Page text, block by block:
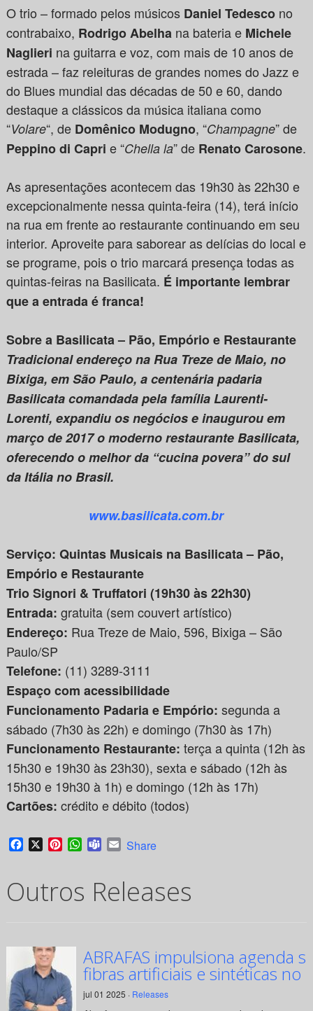
O trio – formado pelos músicos Daniel Tedescono
contrabaixo, Rodrigo Abelha na bateria e Michele
Naglieri na guitarra e voz, com mais de 10 anos de
estrada – faz releituras de grandes nomes do Jazz e
do Blues mundial das décadas de 50 e 60, dando
destaque a clássicos da música italiana como
“Volare“, de Domênico Modugno, “Champagne” de
Peppino di Capri e “Chella la” de Renato Carosone.
As apresentações acontecem das 19h30 às 22h30 e
excepcionalmente nessa quinta-feira (14), terá início
na rua em frente ao restaurante continuando em seu
interior. Aproveite para saborear as delícias do local e
se programe, pois o trio marcará presença todas as
quintas-feiras na Basilicata. É importante lembrar
que a entrada é franca!
Sobre a Basilicata – Pão, Empório e Restaurante
Tradicional endereço na Rua Treze de Maio, no
Bixiga, em São Paulo, a centenária padaria
Basilicata comandada pela família Laurenti-
Lorenti, expandiu os negócios e inaugurou em
março de 2017 o moderno restaurante Basilicata,
oferecendo o melhor da “cucina povera” do sul
da Itália no Brasil.
www.basilicata.com.br
Serviço: Quintas Musicais na Basilicata – Pão,
Empório e Restaurante
Trio Signori & Truffatori (19h30 às 22h30)
Entrada: gratuita (sem couvert artístico)
Endereço: Rua Treze de Maio, 596, Bixiga – São
Paulo/SP
Telefone: (11) 3289-3111
Espaço com acessibilidade
Funcionamento Padaria e Empório: segunda a
sábado (7h30 às 22h) e domingo (7h30 às 17h)
Funcionamento Restaurante: terça a quinta (12h às
15h30 e 19h30 às 23h30), sexta e sábado (12h às
15h30 e 19h30 à 1h) e domingo (12h às 17h)
Cartões: crédito e débito (todos)
Facebook
X PinterestWhatsApp
TeamsEmail
Share
Outros Releases
ABRAFAS impulsiona agenda
fibras artificiais e sintéticas no
jul 01 2025 · Releases